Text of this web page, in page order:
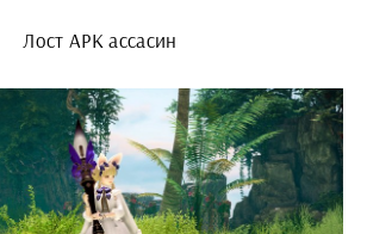
Лост АРК ассасин